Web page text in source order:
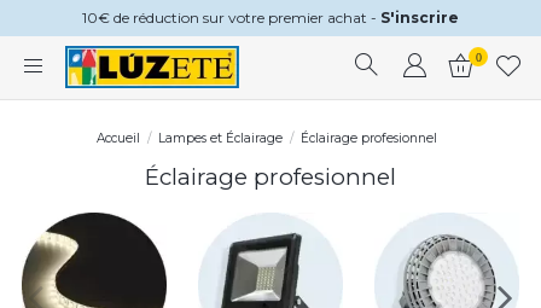
10€ de réduction sur votre premier achat - S'inscrire
0
Accueil Lampes et Éclairage Éclairage profesionnel
Éclairage profesionnel